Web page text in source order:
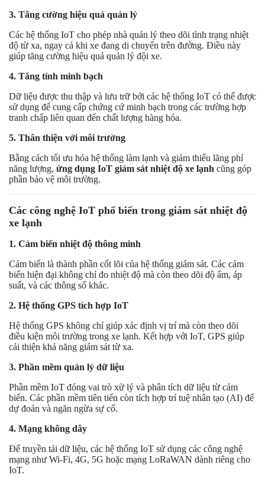
3. Tăng cường hiệu quả quản lý
Các hệ thống IoT cho phép nhà quản lý theo dõi tình trạng nhiệt
độ từ xa, ngay cả khi xe đang di chuyển trên đường. Điều này
giúp tăng cường hiệu quả quản lý đội xe.
4. Tăng tính minh bạch
Dữ liệu được thu thập và lưu trữ bởi các hệ thống IoT có thể được
sử dụng để cung cấp chứng cứ minh bạch trong các trường hợp
tranh chấp liên quan đến chất lượng hàng hóa.
5. Thân thiện với môi trường
Bằng cách tối ưu hóa hệ thống làm lạnh và giảm thiểu lãng phí
năng lượng, ứng dụng IoT giám sát nhiệt độ xe lạnh cũng góp
phần bảo vệ môi trường.
Các công nghệ IoT phổ biến trong giám sát nhiệt độ
xe lạnh
1. Cảm biến nhiệt độ thông minh
Cảm biến là thành phần cốt lõi của hệ thống giám sát. Các cảm
biến hiện đại không chỉ đo nhiệt độ mà còn theo dõi độ ẩm, áp
suất, và các thông số khác.
2. Hệ thống GPS tích hợp IoT
Hệ thống GPS không chỉ giúp xác định vị trí mà còn theo dõi
điều kiện môi trường trong xe lạnh. Kết hợp với IoT, GPS giúp
cải thiện khả năng giám sát từ xa.
3. Phần mềm quản lý dữ liệu
Phần mềm IoT đóng vai trò xử lý và phân tích dữ liệu từ cảm
biến. Các phần mềm tiên tiến còn tích hợp trí tuệ nhân tạo (AI) để
dự đoán và ngăn ngừa sự cố.
4. Mạng không dây
Để truyền tải dữ liệu, các hệ thống IoT sử dụng các công nghệ
mạng như Wi-Fi, 4G, 5G hoặc mạng LoRaWAN dành riêng cho
IoT.